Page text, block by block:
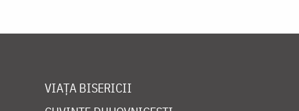
VIAȚA BISERICII